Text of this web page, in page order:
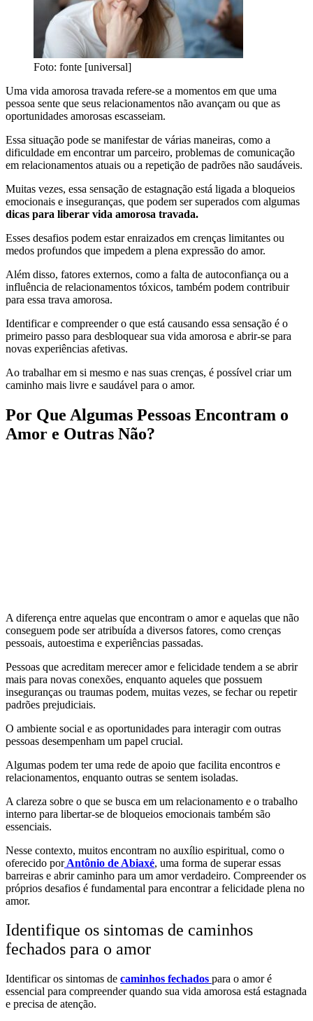
Foto: fonte [universal]
Uma vida amorosa travada refere-se a momentos em que uma
pessoa sente que seus relacionamentos não avançam ou que as
oportunidades amorosas escasseiam.
Essa situação pode se manifestar de várias maneiras, como a
dificuldade em encontrar um parceiro, problemas de comunicação
em relacionamentos atuais ou a repetição de padrões não saudáveis.
Muitas vezes, essa sensação de estagnação está ligada a bloqueios
emocionais e inseguranças, que podem ser superados com algumas
dicas para liberar vida amorosa travada.
Esses desafios podem estar enraizados em crenças limitantes ou
medos profundos que impedem a plena expressão do amor.
Além disso, fatores externos, como a falta de autoconfiança ou a
influência de relacionamentos tóxicos, também podem contribuir
para essa trava amorosa.
Identificar e compreender o que está causando essa sensação é o
primeiro passo para desbloquear sua vida amorosa e abrir-se para
novas experiências afetivas.
Ao trabalhar em si mesmo e nas suas crenças, é possível criar um
caminho mais livre e saudável para o amor.
Por Que Algumas Pessoas Encontram o
Amor e Outras Não?
A diferença entre aquelas que encontram o amor e aquelas que não
conseguem pode ser atribuída a diversos fatores, como crenças
pessoais, autoestima e experiências passadas.
Pessoas que acreditam merecer amor e felicidade tendem a se abrir
mais para novas conexões, enquanto aqueles que possuem
inseguranças ou traumas podem, muitas vezes, se fechar ou repetir
padrões prejudiciais.
O ambiente social e as oportunidades para interagir com outras
pessoas desempenham um papel crucial.
Algumas podem ter uma rede de apoio que facilita encontros e
relacionamentos, enquanto outras se sentem isoladas.
A clareza sobre o que se busca em um relacionamento e o trabalho
interno para libertar-se de bloqueios emocionais também são
essenciais.
Nesse contexto, muitos encontram no auxílio espiritual, como o
oferecido porAntônio de Abiaxé, uma forma de superar essas
barreiras e abrir caminho para um amor verdadeiro. Compreender os
próprios desafios é fundamental para encontrar a felicidade plena no
amor.
Identifique os sintomas de caminhos
fechados para o amor
Identificar os sintomas de caminhos fechados para o amor é
essencial para compreender quando sua vida amorosa está estagnada
e precisa de atenção.